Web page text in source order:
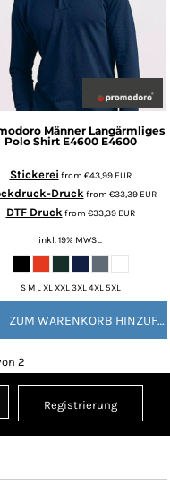
Männer Langärmliges
Polo Shirt E4600 E4600
Stickerei from €43,99 EUR
Druckfrom €33,39 EUR
DTF Druckfrom €33,39 EUR
inkl. 19% MWSt.
S M L XL XXL 3XL 4XL 5XL
ZUM WARENKORB HINZUFÜGEN
2
Registrierung